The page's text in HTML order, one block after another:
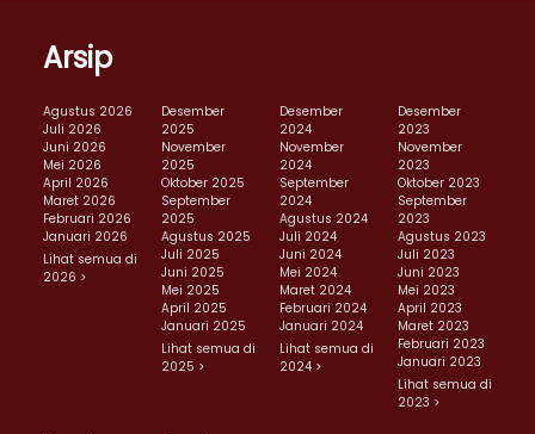
Arsip
Agustus 2026
Juli 2026
Juni 2026
Mei 2026
April 2026
Maret 2026
Februari 2026
Januari 2026
Lihat semua di
2026 >
Desember
2025
November
2025
Oktober 2025
September
2025
Agustus 2025
Juli 2025
Juni 2025
Mei 2025
April 2025
Januari 2025
Lihat semua di
2025 >
Desember
2024
November
2024
September
2024
Agustus 2024
Juli 2024
Juni 2024
Mei 2024
Maret 2024
Februari 2024
Januari 2024
Lihat semua di
2024 >
Desember
2023
November
2023
Oktober 2023
September
2023
Agustus 2023
Juli 2023
Juni 2023
Mei 2023
April 2023
Maret 2023
Februari 2023
Januari 2023
Lihat semua di
2023 >